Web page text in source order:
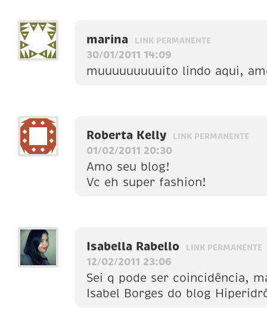
marina LINK PERMANENTE
30/01/2011 14:09
muuuuuuuuuito lindo aqui,
Roberta Kelly LINK PERMANENTE
01/02/2011 20:30
Amo seu blog!
Vc eh super fashion!
Isabella Rabello LINK PERMANENTE
12/02/2011 23:06
Sei q pode ser coincidência,
Isabel Borges do blog